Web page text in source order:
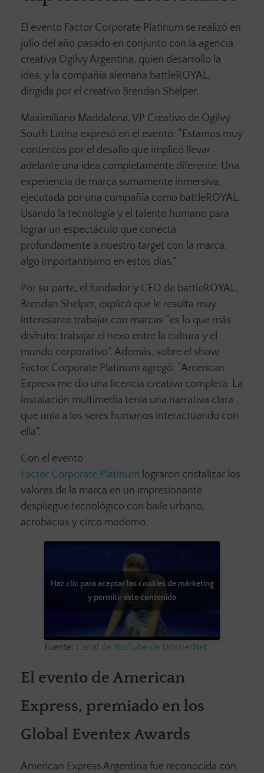
El evento Factor Corporate Platinum se realizó en
julio del año pasado en conjunto con la agencia
creativa Ogilvy Argentina, quien desarrollo la
idea, y la compañía alemana battleROYAL,
dirigida por el creativo Brendan Shelper.
Maximiliano Maddalena, VP Creativo de Ogilvy
South Latina expresó en el evento: “Estamos muy
contentos por el desafío que implicó llevar
adelante una idea completamente diferente. Una
experiencia de marca sumamente inmersiva,
ejecutada por una compañía como battleROYAL.
Usando la tecnología y el talento humano para
lograr un espectáculo que conecta
profundamente a nuestro target con la marca,
algo importantísimo en estos días.”
Por su parte, el fundador y CEO de battleROYAL,
Brendan Shelper, explicó que le resulta muy
interesante trabajar con marcas “es lo que más
disfruto: trabajar el nexo entre la cultura y el
mundo corporativo”. Además, sobre el show
Factor Corporate Platinum agregó: “American
Express me dio una licencia creativa completa. La
instalación multimedia tenía una narrativa clara
que unía a los seres humanos interactuando con
ella”.
Con el evento
Factor Corporate Platinum lograron cristalizar los
valores de la marca en un impresionante
despliegue tecnológico con baile urbano,
acrobacias y circo moderno.
Haz clic para aceptar las cookies de márketing
y permitir este contenido
Fuente: Canal de YouTube de DossierNet
El evento de American
Express, premiado en los
Global Eventex Awards
American Express Argentina fue reconocida con